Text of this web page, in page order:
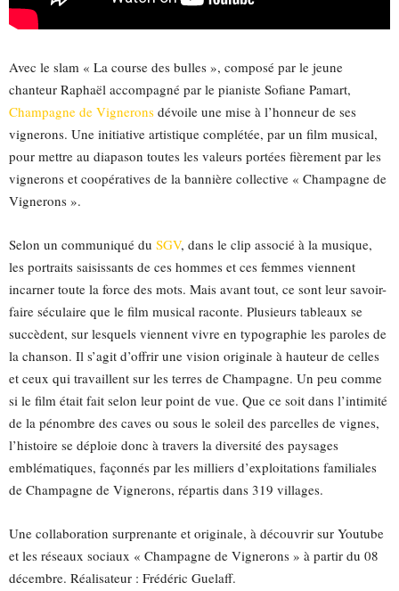
Avec le slam « La course des bulles », composé par le jeune
chanteur Raphaël accompagné par le pianiste Sofiane Pamart,
Champagne de Vignerons dévoile une mise à l’honneur de ses
vignerons. Une initiative artistique complétée, par un film musical,
pour mettre au diapason toutes les valeurs portées fièrement par les
vignerons et coopératives de la bannière collective « Champagne de
Vignerons ».
Selon un communiqué du SGV, dans le clip associé à la musique,
les portraits saisissants de ces hommes et ces femmes viennent
incarner toute la force des mots. Mais avant tout, ce sont leur savoir-
faire séculaire que le film musical raconte. Plusieurs tableaux se
succèdent, sur lesquels viennent vivre en typographie les paroles de
la chanson. Il s’agit d’offrir une vision originale à hauteur de celles
et ceux qui travaillent sur les terres de Champagne. Un peu comme
si le film était fait selon leur point de vue. Que ce soit dans l’intimité
de la pénombre des caves ou sous le soleil des parcelles de vignes,
l’histoire se déploie donc à travers la diversité des paysages
emblématiques, façonnés par les milliers d’exploitations familiales
de Champagne de Vignerons, répartis dans 319 villages.
Une collaboration surprenante et originale, à découvrir sur Youtube
et les réseaux sociaux « Champagne de Vignerons » à partir du 08
décembre. Réalisateur : Frédéric Guelaff.